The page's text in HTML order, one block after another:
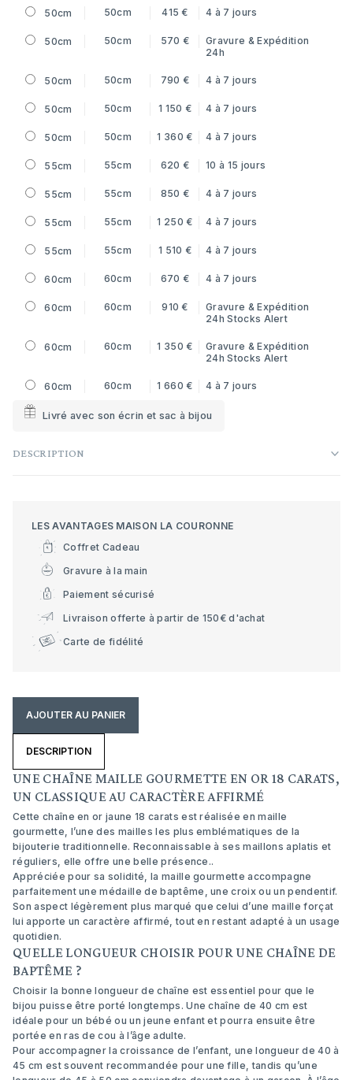
50cm 50cm 415 € 4 à 7 jours
50cm 50cm 570 €
Gravure & Expédition
24h
50cm 50cm 790 € 4 à 7 jours
50cm 50cm 1 150 € 4 à 7 jours
50cm 50cm 1 360 € 4 à 7 jours
55cm 55cm 620 € 10 à 15 jours
55cm 55cm 850 € 4 à 7 jours
55cm 55cm 1 250 € 4 à 7 jours
55cm 55cm 1 510 € 4 à 7 jours
60cm 60cm 670 € 4 à 7 jours
60cm 60cm 910 €
Gravure & Expédition
24hStocks Alert
60cm 60cm 1 350 €
Gravure & Expédition
24hStocks Alert
60cm 60cm 1 660 € 4 à 7 jours
Livré avec son écrin et sac à bijou
DESCRIPTION
LES AVANTAGES MAISON LA COURONNE
Coffret Cadeau
Gravure à la main
Paiement sécurisé
Livraison offerte à partir de 150€ d'achat
Carte de fidélité
AJOUTER AU PANIER
DESCRIPTION
UNE CHAÎNE MAILLE GOURMETTE EN OR 18 CARATS,
UN CLASSIQUE AU CARACTÈRE AFFIRMÉ
Cette chaîne en or jaune 18 carats est réalisée en maille
gourmette, l’une des mailles les plus emblématiques de la
bijouterie traditionnelle. Reconnaissable à ses maillons aplatis et
réguliers, elle offre une belle présence..
Appréciée pour sa solidité, la maille gourmette accompagne
parfaitement une médaille de baptême, une croix ou un pendentif.
Son aspect légèrement plus marqué que celui d’une maille forçat
lui apporte un caractère affirmé, tout en restant adapté à un usage
quotidien.
QUELLE LONGUEUR CHOISIR POUR UNE CHAÎNE DE
BAPTÊME ?
Choisir la bonne longueur de chaîne est essentiel pour que le
bijou puisse être porté longtemps. Une chaîne de 40 cm est
idéale pour un bébé ou un jeune enfant et pourra ensuite être
portée en ras de cou à l’âge adulte.
Pour accompagner la croissance de l’enfant, une longueur de 40 à
45 cm est souvent recommandée pour une fille, tandis qu’une